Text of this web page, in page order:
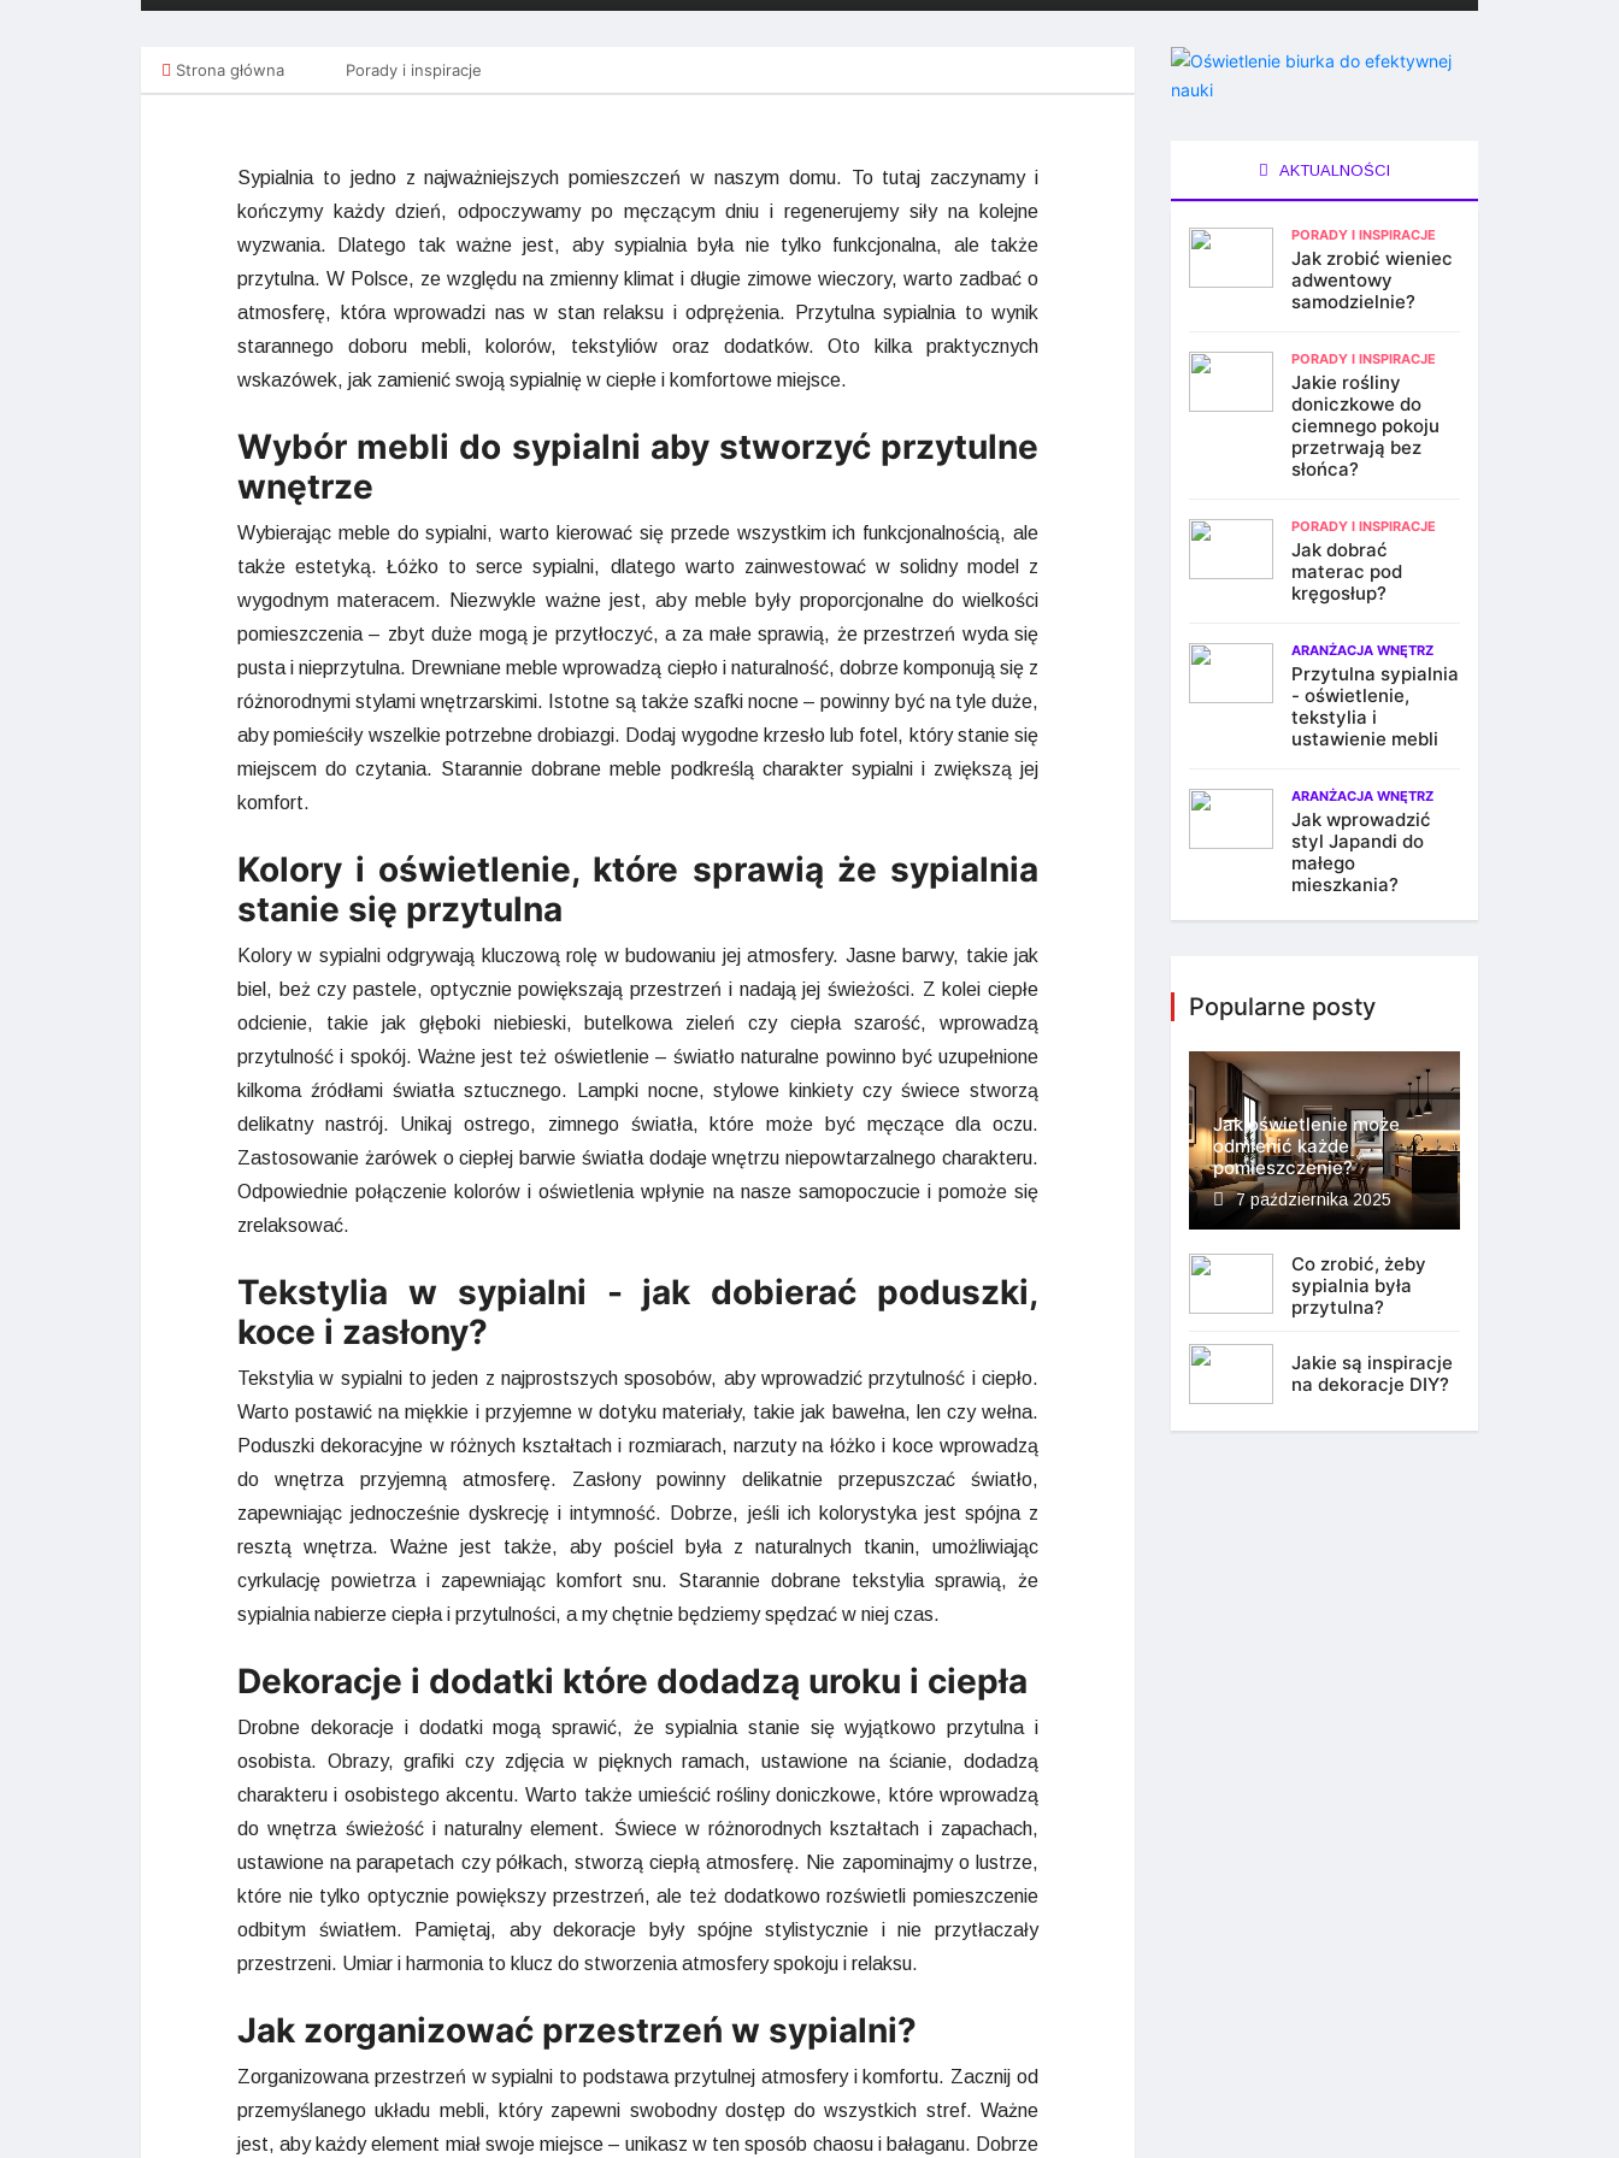
Strona główna Porady i inspiracje
Sypialnia to jedno z najważniejszych pomieszczeń w naszym domu. To tutaj zaczynamy i
kończymy każdy dzień, odpoczywamy po męczącym dniu i regenerujemy siły na kolejne
wyzwania. Dlatego tak ważne jest, aby sypialnia była nie tylko funkcjonalna, ale także
przytulna. W Polsce, ze względu na zmienny klimat i długie zimowe wieczory, warto zadbać o
atmosferę, która wprowadzi nas w stan relaksu i odprężenia. Przytulna sypialnia to wynik
starannego doboru mebli, kolorów, tekstyliów oraz dodatków. Oto kilka praktycznych
wskazówek, jak zamienić swoją sypialnię w ciepłe i komfortowe miejsce.
Wybór mebli do sypialni aby stworzyć przytulne
wnętrze
Wybierając meble do sypialni, warto kierować się przede wszystkim ich funkcjonalnością, ale
także estetyką. Łóżko to serce sypialni, dlatego warto zainwestować w solidny model z
wygodnym materacem. Niezwykle ważne jest, aby meble były proporcjonalne do wielkości
pomieszczenia – zbyt duże mogą je przytłoczyć, a za małe sprawią, że przestrzeń wyda się
pusta i nieprzytulna. Drewniane meble wprowadzą ciepło i naturalność, dobrze komponują się z
różnorodnymi stylami wnętrzarskimi. Istotne są także szafki nocne – powinny być na tyle duże,
aby pomieściły wszelkie potrzebne drobiazgi. Dodaj wygodne krzesło lub fotel, który stanie się
miejscem do czytania. Starannie dobrane meble podkreślą charakter sypialni i zwiększą jej
komfort.
Kolory i oświetlenie, które sprawią że sypialnia
stanie się przytulna
Kolory w sypialni odgrywają kluczową rolę w budowaniu jej atmosfery. Jasne barwy, takie jak
biel, beż czy pastele, optycznie powiększają przestrzeń i nadają jej świeżości. Z kolei ciepłe
odcienie, takie jak głęboki niebieski, butelkowa zieleń czy ciepła szarość, wprowadzą
przytulność i spokój. Ważne jest też oświetlenie – światło naturalne powinno być uzupełnione
kilkoma źródłami światła sztucznego. Lampki nocne, stylowe kinkiety czy świece stworzą
delikatny nastrój. Unikaj ostrego, zimnego światła, które może być męczące dla oczu.
Zastosowanie żarówek o ciepłej barwie światła dodaje wnętrzu niepowtarzalnego charakteru.
Odpowiednie połączenie kolorów i oświetlenia wpłynie na nasze samopoczucie i pomoże się
zrelaksować.
Tekstylia w sypialni - jak dobierać poduszki,
koce i zasłony?
Tekstylia w sypialni to jeden z najprostszych sposobów, aby wprowadzić przytulność i ciepło.
Warto postawić na miękkie i przyjemne w dotyku materiały, takie jak bawełna, len czy wełna.
Poduszki dekoracyjne w różnych kształtach i rozmiarach, narzuty na łóżko i koce wprowadzą
do wnętrza przyjemną atmosferę. Zasłony powinny delikatnie przepuszczać światło,
zapewniając jednocześnie dyskrecję i intymność. Dobrze, jeśli ich kolorystyka jest spójna z
resztą wnętrza. Ważne jest także, aby pościel była z naturalnych tkanin, umożliwiając
cyrkulację powietrza i zapewniając komfort snu. Starannie dobrane tekstylia sprawią, że
sypialnia nabierze ciepła i przytulności, a my chętnie będziemy spędzać w niej czas.
Dekoracje i dodatki które dodadzą uroku i ciepła
Drobne dekoracje i dodatki mogą sprawić, że sypialnia stanie się wyjątkowo przytulna i
osobista. Obrazy, grafiki czy zdjęcia w pięknych ramach, ustawione na ścianie, dodadzą
charakteru i osobistego akcentu. Warto także umieścić rośliny doniczkowe, które wprowadzą
do wnętrza świeżość i naturalny element. Świece w różnorodnych kształtach i zapachach,
ustawione na parapetach czy półkach, stworzą ciepłą atmosferę. Nie zapominajmy o lustrze,
które nie tylko optycznie powiększy przestrzeń, ale też dodatkowo rozświetli pomieszczenie
odbitym światłem. Pamiętaj, aby dekoracje były spójne stylistycznie i nie przytłaczały
przestrzeni. Umiar i harmonia to klucz do stworzenia atmosfery spokoju i relaksu.
Jak zorganizować przestrzeń w sypialni?
Zorganizowana przestrzeń w sypialni to podstawa przytulnej atmosfery i komfortu. Zacznij od
przemyślanego układu mebli, który zapewni swobodny dostęp do wszystkich stref. Ważne
jest, aby każdy element miał swoje miejsce – unikasz w ten sposób chaosu i bałaganu. Dobrze
AKTUALNOŚCI
PORADY I INSPIRACJE
Jak zrobić wieniec
adwentowy
samodzielnie?
PORADY I INSPIRACJE
Jakie rośliny
doniczkowe do
ciemnego pokoju
przetrwają bez
słońca?
PORADY I INSPIRACJE
Jak dobrać
materac pod
kręgosłup?
ARANŻACJA WNĘTRZ
Przytulna sypialnia
- oświetlenie,
tekstylia i
ustawienie mebli
ARANŻACJA WNĘTRZ
Jak wprowadzić
styl Japandi do
małego
mieszkania?
Popularne posty
Jak oświetlenie może
odmienić każde
pomieszczenie?
7 października 2025
Co zrobić, żeby
sypialnia była
przytulna?
Jakie są inspiracje
na dekoracje DIY?